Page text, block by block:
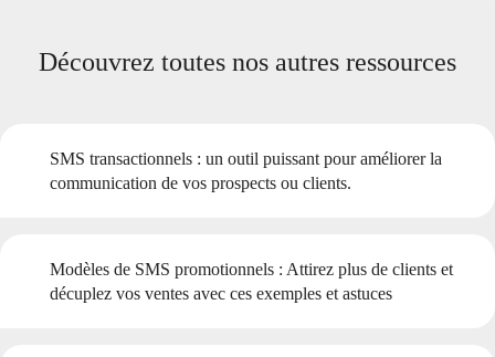
Découvrez toutes nos autres ressources
SMS transactionnels : un outil puissant pour améliorer la
communication de vos prospects ou clients.
Modèles de SMS promotionnels : Attirez plus de clients et
décuplez vos ventes avec ces exemples et astuces